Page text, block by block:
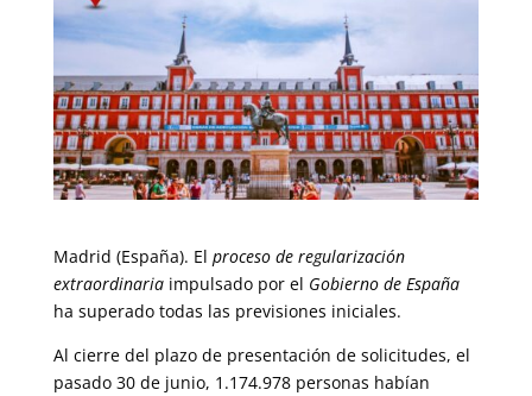
Madrid (España). El proceso de regularización
extraordinariaimpulsado por el Gobierno de España
ha superado todas las previsiones iniciales.
Al cierre del plazo de presentación de solicitudes, el
pasado 30 de junio, 1.174.978 personas habían